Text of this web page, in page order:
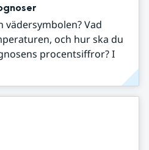
vädersymbolen? Vad
och hur ska du
procentsiffror? I